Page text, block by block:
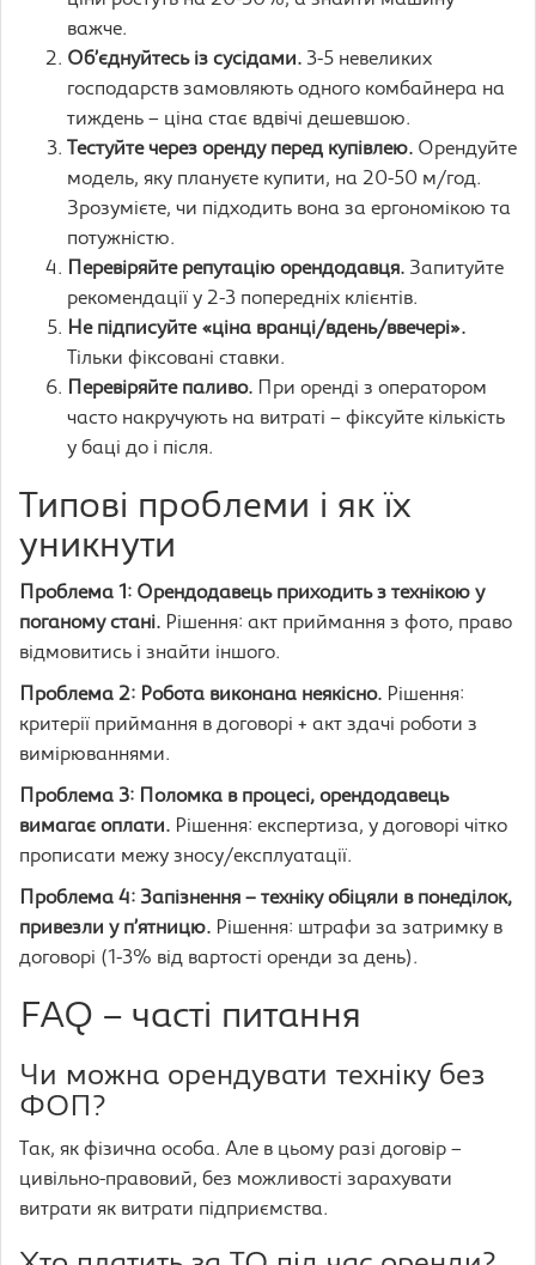
важче.
Об’єднуйтесь із сусідами. 3-5 невеликих
господарств замовляють одного комбайнера на
тиждень – ціна стає вдвічі дешевшою.
Тестуйте через оренду перед купівлею. Орендуйте
модель, яку плануєте купити, на 20-50 м/год.
Зрозумієте, чи підходить вона за ергономікою та
потужністю.
Перевіряйте репутацію орендодавця. Запитуйте
рекомендації у 2-3 попередніх клієнтів.
Не підписуйте «ціна вранці/вдень/ввечері».
Тільки фіксовані ставки.
Перевіряйте паливо. При оренді з оператором
часто накручують на витраті – фіксуйте кількість
у баці до і після.
Типові проблеми і як їх
уникнути
Проблема 1: Орендодавець приходить з технікою у
поганому стані. Рішення: акт приймання з фото, право
відмовитись і знайти іншого.
Проблема 2: Робота виконана неякісно. Рішення:
критерії приймання в договорі + акт здачі роботи з
вимірюваннями.
Проблема 3: Поломка в процесі, орендодавець
вимагає оплати. Рішення: експертиза, у договорі чітко
прописати межу зносу/експлуатації.
Проблема 4: Запізнення – техніку обіцяли в понеділок,
привезли у п’ятницю. Рішення: штрафи за затримку в
договорі (1-3% від вартості оренди за день).
FAQ – часті питання
Чи можна орендувати техніку без
ФОП?
Так, як фізична особа. Але в цьому разі договір –
цивільно-правовий, без можливості зарахувати
витрати як витрати підприємства.